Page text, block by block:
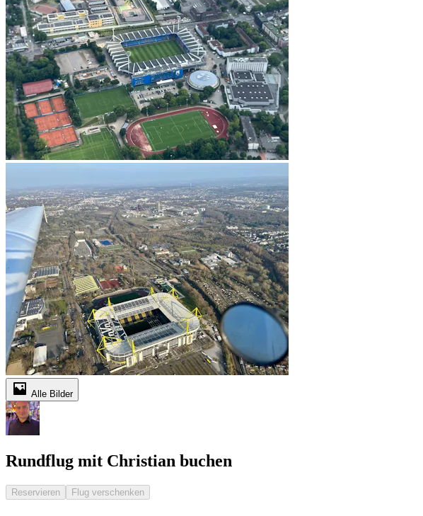
Alle Bilder
Rundflug mit Christian buchen
Reservieren Flug verschenken